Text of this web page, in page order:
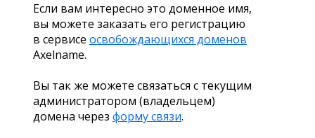
Если вам интересно это доменное имя,
вы можете заказать его регистрацию
в сервисе освобождающихся доменов
Axelname.
Вы так же можете связаться с текущим
администратором (владельцем)
домена через форму связи.